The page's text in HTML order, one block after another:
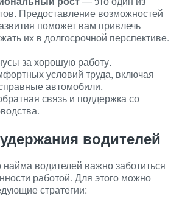
Предоставление возможностей
поможет вам привлечь
их в долгосрочной перспективе.
за хорошую работу.
условий труда, включая
автомобили.
связь и поддержка со
водителей
водителей важно заботиться
работой. Для этого можно
стратегии: